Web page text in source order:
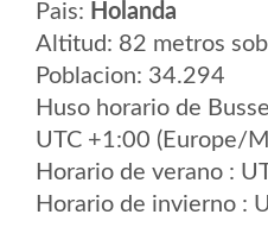
Pais: Holanda
Altitud: 82 metros
Poblacion: 34.294
Huso horario de
UTC +1:00 (Europe/
Horario de verano :
Horario de invierno :